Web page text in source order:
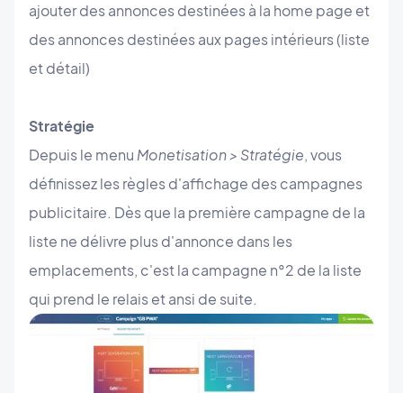
ajouter des annonces destinées à la home page et
des annonces destinées aux pages intérieurs (liste
et détail)
Stratégie
Depuis le menu Monetisation > Stratégie, vous
définissez les règles d'affichage des campagnes
publicitaire. Dès que la première campagne de la
liste ne délivre plus d'annonce dans les
emplacements, c'est la campagne n°2 de la liste
qui prend le relais et ansi de suite.